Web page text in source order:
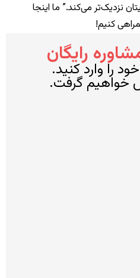
نزدیک‌تر می‌کند.” ما اینجا
کنیم!
رایگان
را وارد کنید.
خواهیم گرفت.